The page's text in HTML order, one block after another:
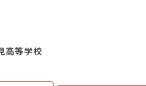
高等学校